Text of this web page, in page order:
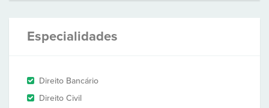
Especialidades
Direito Bancário
Direito Civil